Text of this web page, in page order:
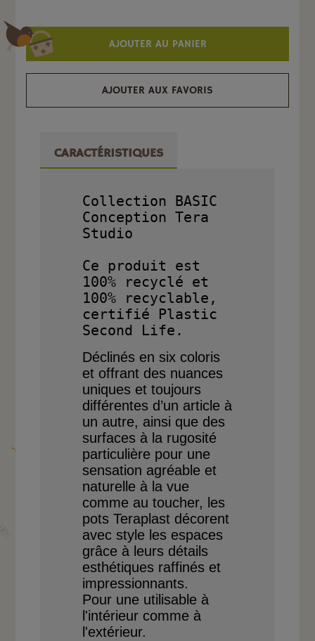
AJOUTER AU PANIER
AJOUTER AUX FAVORIS
CARACTÉRISTIQUES
Collection BASIC
Conception Tera
Studio
Ce produit est
100% recyclé et
100% recyclable,
certifié Plastic
Déclinés en six coloris
et offrant des nuances
uniques et toujours
différentes d’un article à
un autre, ainsi que des
surfaces à la rugosité
particulière pour une
sensation agréable et
naturelle à lavue
comme au toucher, les
pots Teraplast décorent
avec style les espaces
grâce à leurs détails
esthétiques raffinés et
impressionnants.
Pour une utilisable à
l'intérieur comme à
l'extérieur.